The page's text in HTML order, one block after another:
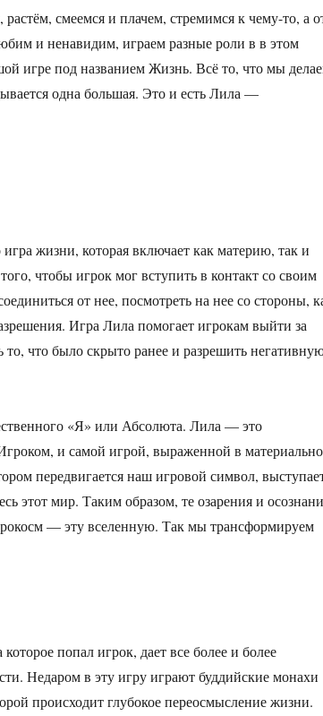
смеемся и плачем, стремимся к чему-то, а
и ненавидим, играем разные роли в в этом
игре под названием Жизнь. Всё то, что мы
одна большая. Это и есть Лила —
жизни, которая включает как материю, так и
чтобы игрок мог вступить в контакт со своим
от нее, посмотреть на нее со стороны,
Игра Лила помогает игрокам выйти за
что было скрыто ранее и разрешить
«Я» или Абсолюта. Лила — это
и самой игрой, выраженной в
передвигается наш игровой символ,
этот мир. Таким образом, те озарения и
— эту вселенную. Так мы трансформируем
попал игрок, дает все более и более
Недаром в эту игру играют буддийские монахи
происходит глубокое переосмысление жизни.